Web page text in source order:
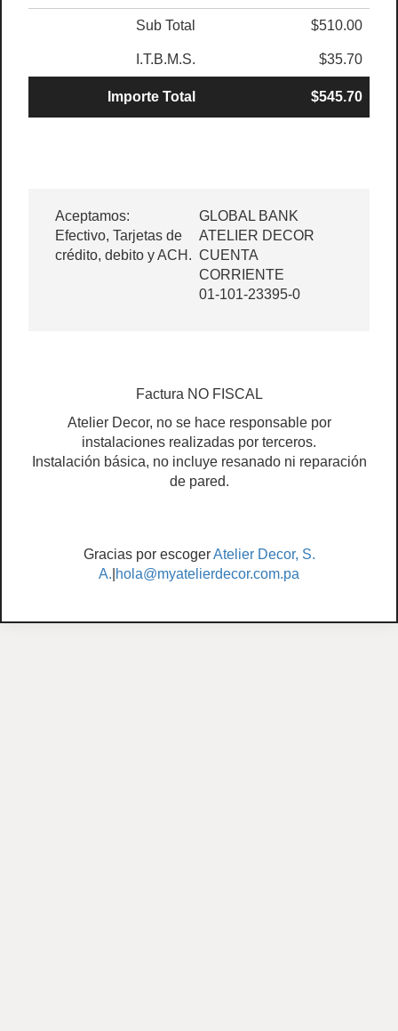
Sub Total $510.00
I.T.B.M.S. $35.70
Importe Total $545.70
Aceptamos:
Efectivo, Tarjetas de
crédito, debito y ACH.
GLOBAL BANK
ATELIER DECOR
CUENTA
CORRIENTE
01-101-23395-0
Factura NO FISCAL
Atelier Decor, no se hace responsable por
instalaciones realizadas por terceros.
Instalación básica, no incluye resanado ni reparación
de pared.
Gracias por escogerAtelier Decor, S.
A. hola@myatelierdecor.com.pa